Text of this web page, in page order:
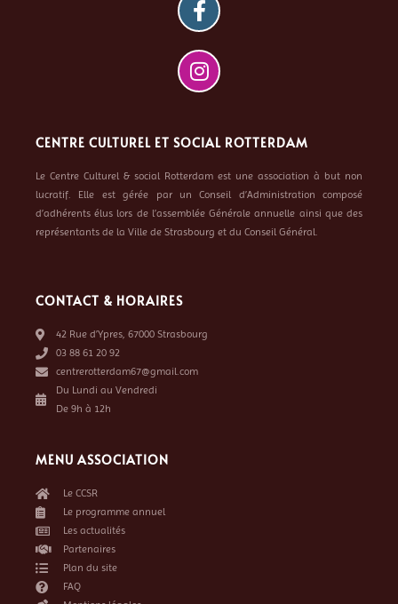
CENTRE CULTUREL ET SOCIAL ROTTERDAM
Le Centre Culturel & social Rotterdam est une association à but non
lucratif. Elle est gérée par un Conseil d’Administration composé
d’adhérents élus lors de l’assemblée Générale annuelle ainsi que des
représentants de la Ville de Strasbourg et du Conseil Général.
CONTACT & HORAIRES
42 Rue d’Ypres, 67000 Strasbourg
03 88 61 20 92
centrerotterdam67@gmail.com
Du Lundi au Vendredi
De 9h à 12h
MENU ASSOCIATION
Le CCSR
Le programme annuel
Les actualités
Partenaires
Plan du site
FAQ